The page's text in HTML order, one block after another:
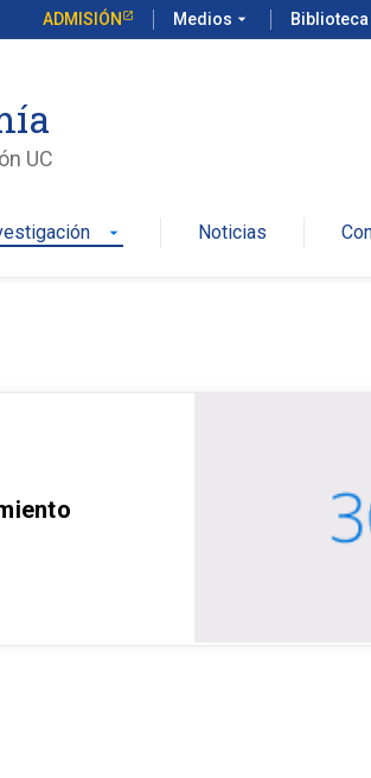
ADMISIÓN Medios arrow_drop_down Biblioteca
UC
arrow_drop_down Noticias